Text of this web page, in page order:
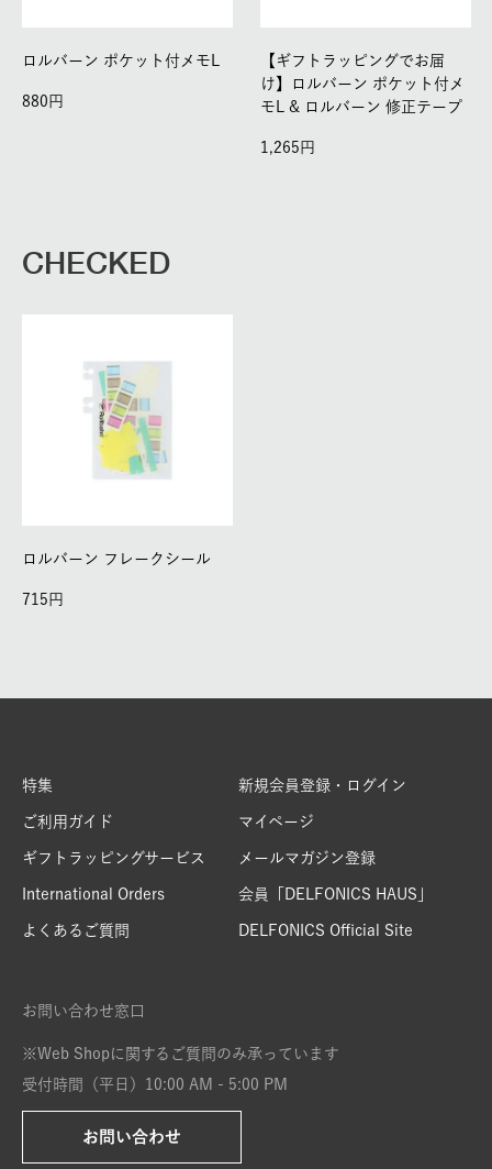
ロルバーン ポケット付メモL
880
【ギフトラッピングでお届
け】ロルバーン ポケット付メ
モL & ロルバーン 修正テープ
1,265
CHECKED
ロルバーン フレークシール
715
特集
ご利用ガイド
ギフトラッピングサービス
International Orders
よくあるご質問
新規会員登録・ログイン
マイページ
メールマガジン登録
会員「DELFONICS HAUS」
DELFONICS Official Site
お問い合わせ窓口
※Web Shopに関するご質問のみ承っています
受付時間（平日）10:00 AM - 5:00 PM
お問い合わせ